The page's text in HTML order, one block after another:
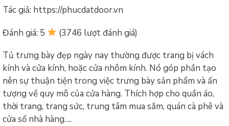
Tác giả: https://phucdatdoor.vn
Đánh giá: 5
(3746 lượt đánh giá)
Tủ trưng bày đẹp ngày nay thường được trang bị vách
kính và cửa kính, hoặc cửa nhôm kính. Nó góp phần tạo
nên sự thuận tiện trong việc trưng bày sản phẩm và ấn
tượng về quy mô của cửa hàng. Thích hợp cho quần áo,
thời trang, trang sức, trung tâm mua sắm, quán cà phê và
cửa sổ nhà hàng….